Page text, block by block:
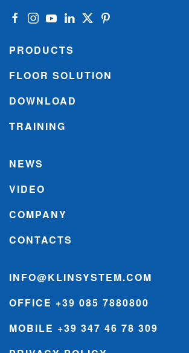
PRODUCTS
FLOOR SOLUTION
DOWNLOAD
TRAINING
NEWS
VIDEO
COMPANY
CONTACTS
INFO@KLINSYSTEM.COM
OFFICE +39 085 7880800
MOBILE +39 347 46 78 309